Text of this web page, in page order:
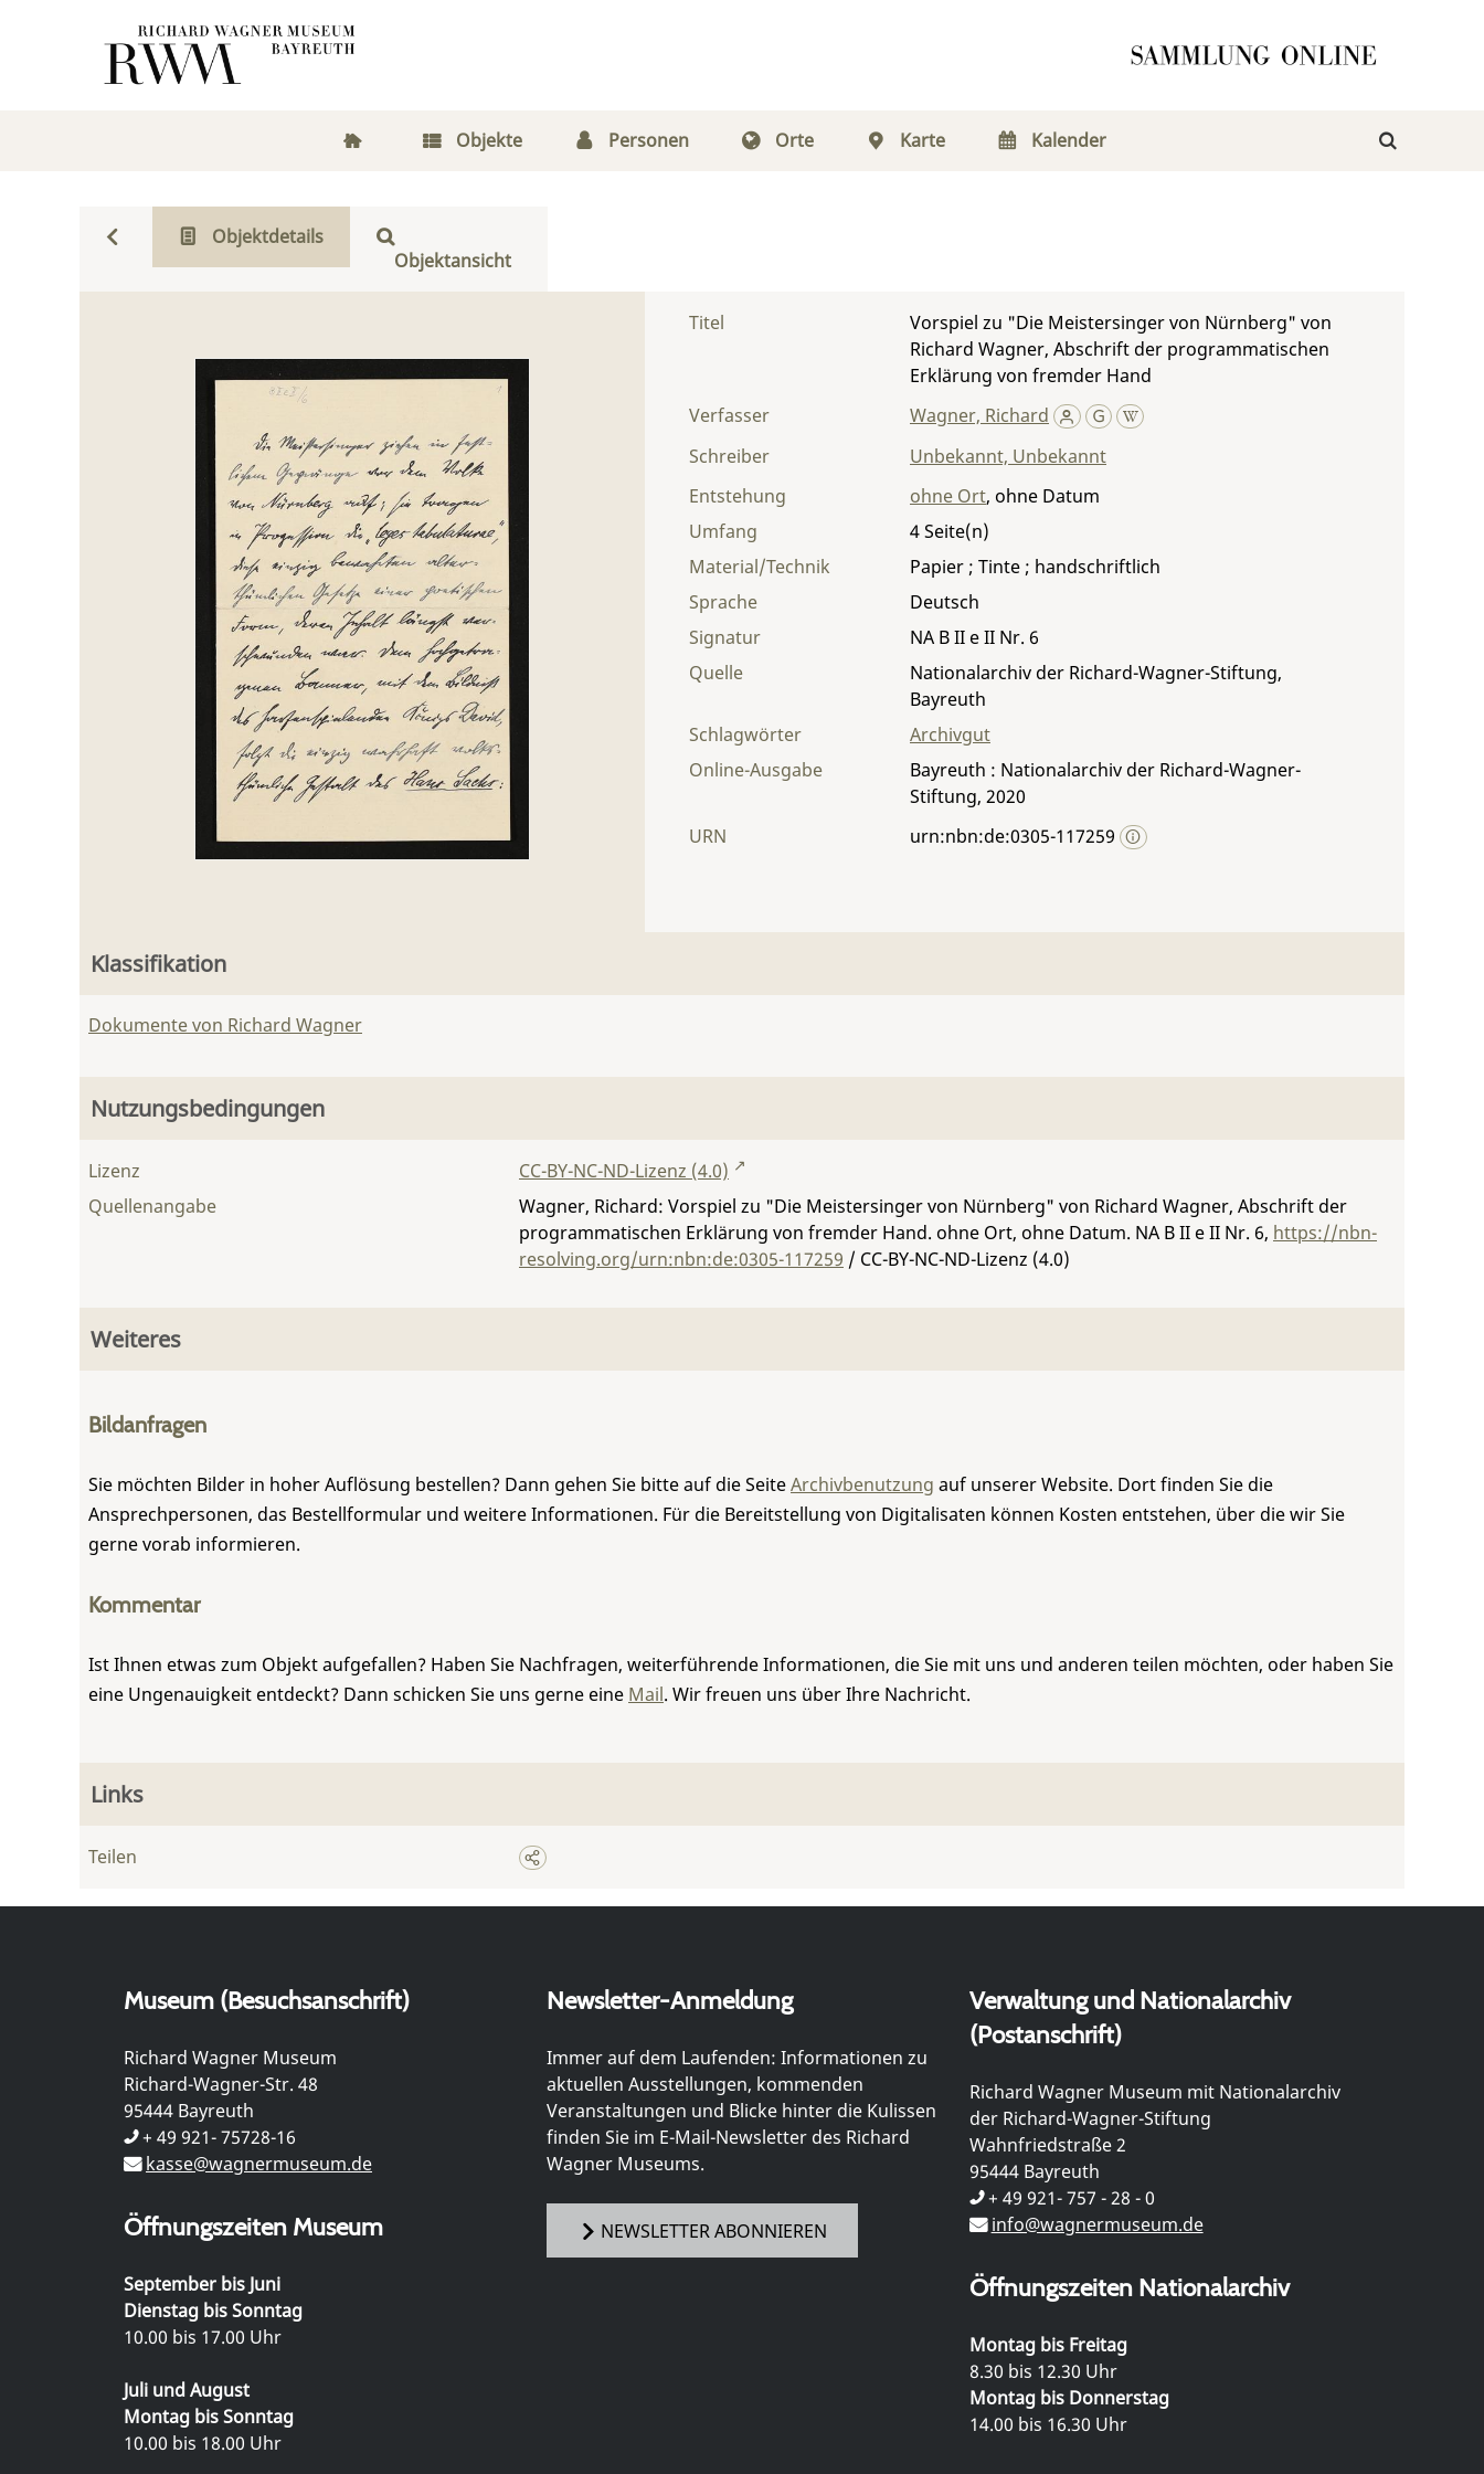
Objekte Personen Orte Karte Kalender
Objektdetails
Objektansicht
Titel
Vorspiel zu "Die Meistersinger von Nürnberg" von
Richard Wagner, Abschrift der programmatischen
Erklärung von fremder Hand
Verfasser
Wagner, Richard
Schreiber
Unbekannt, Unbekannt
Entstehung
ohne Ort, ohne Datum
Umfang
4
Material/Technik
Papier ; Tinte ; handschriftlich
Sprache
Deutsch
Signatur
NA B II e II Nr. 6
Quelle
Nationalarchiv der Richard-Wagner-Stiftung,
Bayreuth
Schlagwörter
Archivgut
Online-Ausgabe
Bayreuth : Nationalarchiv der Richard-Wagner-
Stiftung, 2020
URN
urn:nbn:de:0305-117259
Klassifikation
Dokumente von Richard Wagner
Nutzungsbedingungen
Lizenz
CC-BY-NC-ND-Lizenz (4.0)
Quellenangabe
Wagner, Richard: Vorspiel zu "Die Meistersinger von Nürnberg" von Richard Wagner, Abschrift der
programmatischen Erklärung von fremder Hand. ohne Ort, ohne Datum. NA B II e II Nr. 6, https://nbn-
resolving.org/urn:nbn:de:0305-117259 / CC-BY-NC-ND-Lizenz (4.0)
Weiteres
Bildanfragen
Sie möchten Bilder in hoher Auflösung bestellen? Dann gehen Sie bitte auf die SeiteArchivbenutzung auf unserer Website. Dort finden Sie die
Ansprechpersonen, das Bestellformular und weitere Informationen. Für die Bereitstellung von Digitalisaten können Kosten entstehen, über die wir Sie
gerne vorab informieren.
Kommentar
Ist Ihnen etwas zum Objekt aufgefallen? Haben Sie Nachfragen, weiterführende Informationen, die Sie mit uns und anderen teilen möchten, oder haben Sie
eine Ungenauigkeit entdeckt? Dann schicken Sie uns gerne eine Mail. Wir freuen uns über Ihre Nachricht.
Links
Teilen
Museum (Besuchsanschrift)
Richard Wagner Museum
Richard-Wagner-Str. 48
95444 Bayreuth
+ 49 921- 75728-16
kasse@wagnermuseum.de
Öffnungszeiten Museum
September bis Juni
Dienstag bis Sonntag
10.00 bis 17.00 Uhr
Juli und August
Montag bis Sonntag
10.00 bis 18.00 Uhr
Newsletter-Anmeldung
Immer auf dem Laufenden: Informationen zu
aktuellen Ausstellungen, kommenden
Veranstaltungen und Blicke hinter die Kulissen
finden Sie im E-Mail-Newsletter des Richard
Wagner Museums.
NEWSLETTER ABONNIEREN
Verwaltung und Nationalarchiv
(Postanschrift)
Richard Wagner Museum mit Nationalarchiv
der Richard-Wagner-Stiftung
Wahnfriedstraße 2
95444 Bayreuth
+ 49 921- 757 - 28 - 0
info@wagnermuseum.de
Öffnungszeiten Nationalarchiv
Montag bis Freitag
8.30 bis 12.30 Uhr
Montag bis Donnerstag
14.00 bis 16.30 Uhr